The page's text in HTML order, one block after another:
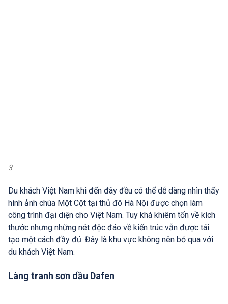
3
Du khách Việt Nam khi đến đây đều có thể dễ dàng nhìn thấy
hình ảnh chùa Một Cột tại thủ đô Hà Nội được chọn làm
công trình đại diện cho Việt Nam. Tuy khá khiêm tốn về kích
thước nhưng những nét độc đáo về kiến trúc vẫn được tái
tạo một cách đầy đủ. Đây là khu vực không nên bỏ qua với
du khách Việt Nam.
Làng tranh sơn dầu Dafen